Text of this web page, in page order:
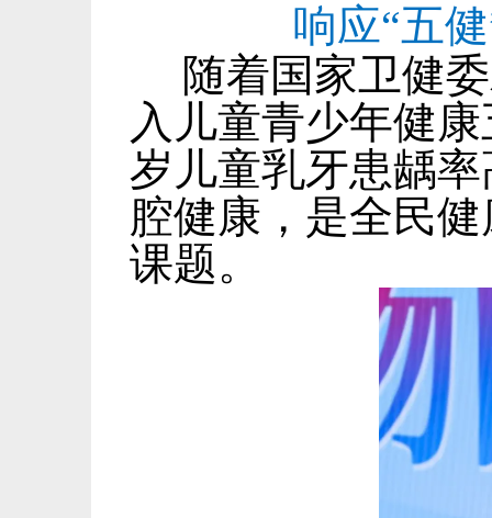
响应“五健
随着国家卫健
入儿童青少年健
岁儿童乳牙患龋率
腔健康，是全民
课题。